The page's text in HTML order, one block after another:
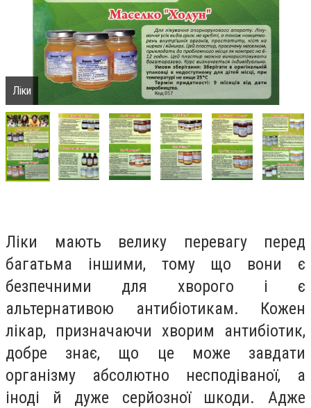
Ліки
Ліки мають велику перевагу перед
багатьма іншими, тому що вони є
безпечними для хворого і є
альтернативою антибіотикам. Кожен
лікар, призначаючи хворим антибіотик,
добре знає, що це може завдати
організму абсолютно несподіваної, а
іноді й дуже серйозної шкоди. Адже